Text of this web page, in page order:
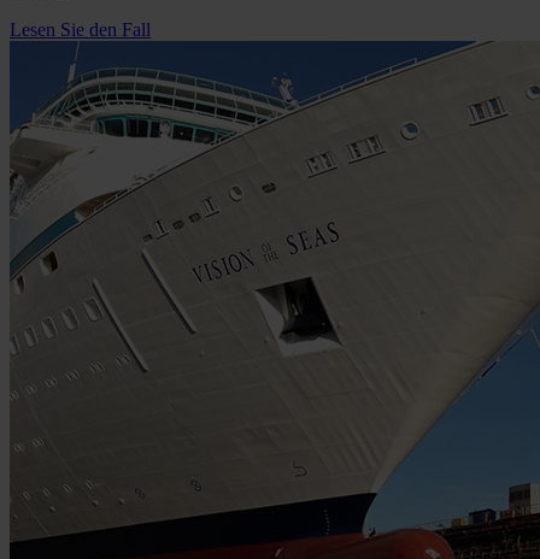
Lesen Sie den Fall